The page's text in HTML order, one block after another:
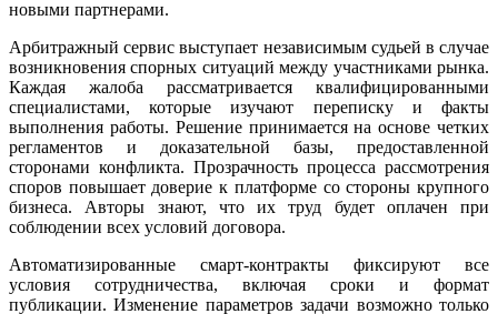
новыми партнерами.
Арбитражный сервис выступает независимым судьей в случае
возникновения спорных ситуаций между участниками рынка.
Каждая жалоба рассматривается квалифицированными
специалистами, которые изучают переписку и факты
выполнения работы. Решение принимается на основе четких
регламентов и доказательной базы, предоставленной
сторонами конфликта. Прозрачность процесса рассмотрения
споров повышает доверие к платформе со стороны крупного
бизнеса. Авторы знают, что их труд будет оплачен при
соблюдении всех условий договора.
Автоматизированные смарт-контракты фиксируют все
условия сотрудничества, включая сроки и формат
публикации. Изменение параметров задачи возможно только